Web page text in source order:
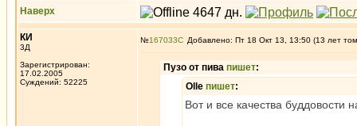
Наверх
КИ
3Д
Зарегистрирован:
17.02.2005
Суждений: 52225
№167033 Добавлено: Пт 18 Окт 13, 13:50 (13 лет
Пузо от пива пишет:
Olle пишет:
Вот и все качества буддовости